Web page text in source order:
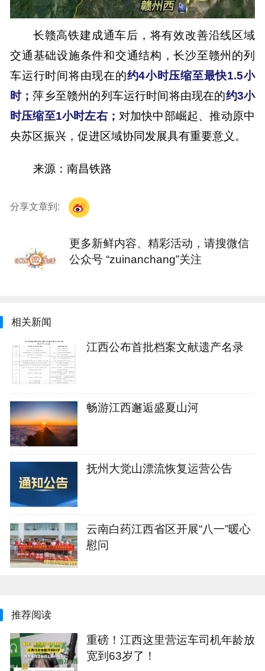
长赣高铁建成通车后，将有效改善沿线区域
交通基础设施条件和交通结构，长沙至赣州的列
车运行时间将由现在的约4小时压缩至最快1.5小
时；萍乡至赣州的列车运行时间将由现在的约3小
时压缩至1小时左右； 对加快中部崛起、推动原中
央苏区振兴，促进区域协同发展具有重要意义。
来源：南昌铁路
分享文章到:
更多新鲜内容、精彩活动，请搜微信
公众号 “zuinanchang”关注
相关新闻
江西公布首批档案文献遗产名录
畅游江西邂逅盛夏山河
抚州大觉山漂流恢复运营公告
云南白药江西省区开展“八一”暖心
慰问
推荐阅读
重磅！江西这里营运车司机年龄放
宽到63岁了！